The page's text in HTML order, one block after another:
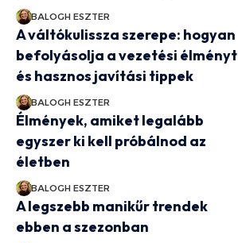
BALOGH ESZTER
A váltókulissza szerepe: hogyan
befolyásolja a vezetési élményt
és hasznos javítási tippek
BALOGH ESZTER
Élmények, amiket legalább
egyszer ki kell próbálnod az
életben
BALOGH ESZTER
A legszebb manikűr trendek
ebben a szezonban